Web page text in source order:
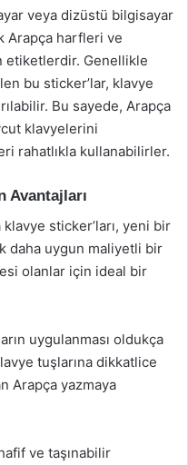
veya dizüstü bilgisayar
Arapça harfleri ve
etiketlerdir. Genellikle
bu sticker’lar, klavye
Bu sayede, Arapça
klavyelerini
rahatlıkla kullanabilirler.
Avantajları
sticker’ları, yeni bir
daha uygun maliyetli bir
olanlar için ideal bir
uygulanması oldukça
tuşlarına dikkatlice
Arapça yazmaya
ve taşınabilir